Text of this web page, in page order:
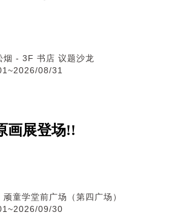
烟 - 3F 书店 议题沙龙
08/31
画展登场!!
童学堂前广场（第四广场）
09/30